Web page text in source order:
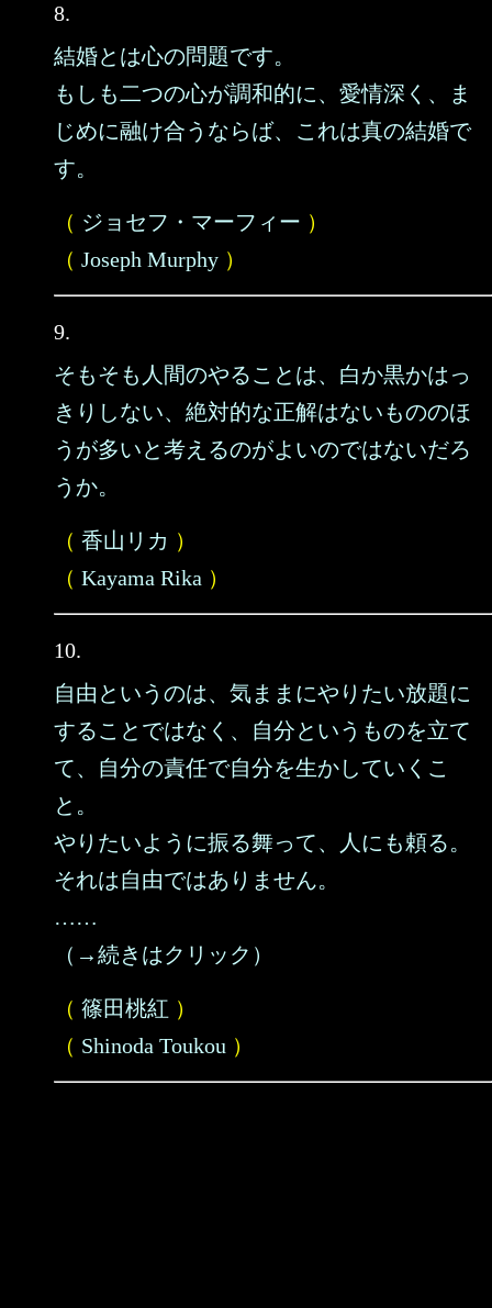
8.
結婚とは心の問題です。
もしも二つの心が調和的に、愛情深く、ま
じめに融け合うならば、これは真の結婚で
す。
（ ジョセフ・マーフィー ）
（ Joseph Murphy ）
9.
そもそも人間のやることは、白か黒かはっ
きりしない、絶対的な正解はないもののほ
うが多いと考えるのがよいのではないだろ
うか。
（ 香山リカ ）
（ Kayama Rika ）
10.
自由というのは、気ままにやりたい放題に
することではなく、自分というものを立て
て、自分の責任で自分を生かしていくこ
と。
やりたいように振る舞って、人にも頼る。
それは自由ではありません。
……
（→続きはクリック）
（ 篠田桃紅 ）
（ Shinoda Toukou ）